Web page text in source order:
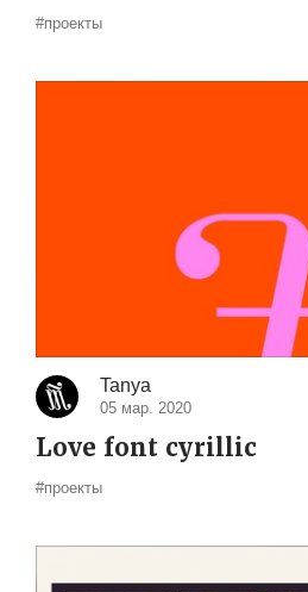
#проекты
Tanya
05 мар. 2020
Love font cyrillic
#проекты